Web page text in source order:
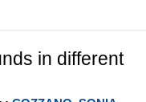
in different